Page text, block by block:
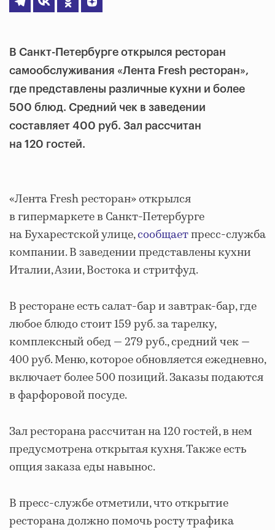
В Санкт-Петербурге открылся ресторан
самообслуживания «Лента Fresh ресторан»,
где представлены различные кухни и более
500 блюд. Средний чек в заведении
составляет 400 руб. Зал рассчитан
на 120 гостей.
«Лента Fresh ресторан» открылся
в гипермаркете в Санкт-Петербурге
на Бухарестской улице,сообщаетпресс-служба
компании. В заведении представлены кухни
Италии, Азии, Востока и стритфуд.
В ресторане есть салат-бар и завтрак-бар, где
любое блюдо стоит 159 руб. за тарелку,
комплексный обед — 279 руб., средний чек —
400 руб. Меню, которое обновляется ежедневно,
включает более 500 позиций. Заказы подаются
в фарфоровой посуде.
Зал ресторана рассчитан на 120 гостей, в нем
предусмотрена открытая кухня. Также есть
опция заказа еды навынос.
В пресс-службе отметили, что открытие
ресторана должно помочь росту трафика